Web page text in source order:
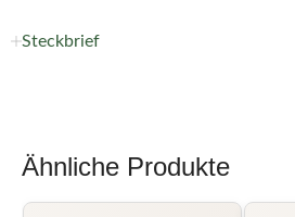
Steckbrief
Ähnliche Produkte